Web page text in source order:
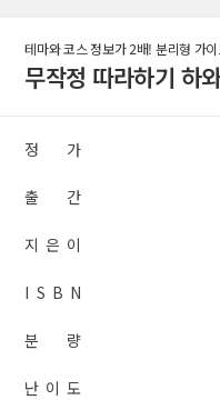
테마와 코스 정보가 2배! 분리형 가
무작정 따라하기 하
정 가
출 간
지 은 이
I S B N
분 량
난 이 도